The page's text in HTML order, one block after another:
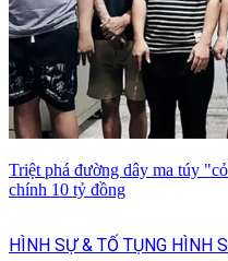
Triệt phá đường dây ma túy
chính 10 tỷ đồng
HÌNH SỰ & TỐ TỤNG HÌNH